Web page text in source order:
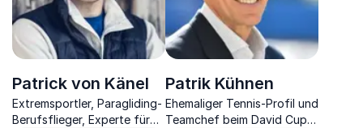
Patrick von Känel
Extremsportler, Paragliding-
Berufsflieger, Experte für
Patrik Kühnen
Ehemaliger Tennis-Profil und
Teamchef beim David Cup,